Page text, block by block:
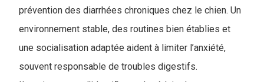
prévention des diarrhées chroniques chez le chien. Un
environnement stable, des routines bien établies et
une socialisation adaptée aident à limiter l’anxiété,
souvent responsable de troubles digestifs.